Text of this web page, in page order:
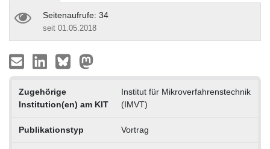
Seitenaufrufe: 34
seit 01.05.2018
Zugehörige
Institution(en) am KIT
Institut für Mikroverfahrenstechnik
(IMVT)
Publikationstyp Vortrag